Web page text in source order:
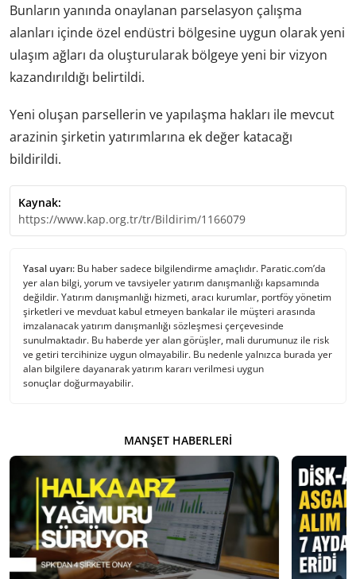
Bunların yanında onaylanan parselasyon çalışma
alanları içinde özel endüstri bölgesine uygun olarak yeni
ulaşım ağları da oluşturularak bölgeye yeni bir vizyon
kazandırıldığı belirtildi.
Yeni oluşan parsellerin ve yapılaşma hakları ile mevcut
arazinin şirketin yatırımlarına ek değer katacağı
bildirildi.
Kaynak:
https://www.kap.org.tr/tr/Bildirim/1166079
Yasal uyarı: Bu haber sadece bilgilendirme amaçlıdır. Paratic.com’da
yer alan bilgi, yorum ve tavsiyeler yatırım danışmanlığı kapsamında
değildir. Yatırım danışmanlığı hizmeti, aracı kurumlar, portföy yönetim
şirketleri ve mevduat kabul etmeyen bankalar ile müşteri arasında
imzalanacak yatırım danışmanlığı sözleşmesi çerçevesinde
sunulmaktadır. Bu haberde yer alan görüşler, mali durumunuz ile risk
ve getiri tercihinize uygun olmayabilir. Bu nedenle yalnızca burada yer
alan bilgilere dayanarak yatırım kararı verilmesi uygun
sonuçlar doğurmayabilir.
MANŞET HABERLERI